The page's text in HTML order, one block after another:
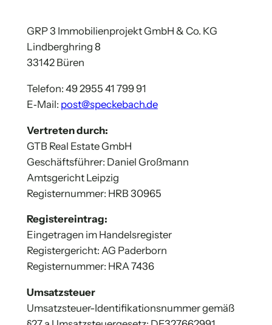
GRP 3 Immo­bi­li­en­pro­jekt GmbH & Co. KG
Lind­ber­gh­ring 8
33142 Büren
Tele­fon: 49 2955 41 799 91
E‑Mail: post@speckebach.de
Ver­tre­ten durch:
GTB Real Estate GmbH
Geschäfts­füh­rer: Dani­el Groß­mann
Amts­ge­richt Leip­zig
Regis­ter­num­mer: HRB 30965
Regis­ter­ein­trag:
Ein­ge­tra­gen im Han­dels­re­gis­ter
Regis­ter­ge­richt: AG Pader­born
Regis­ter­num­mer: HRA 7436
Umsatz­steu­er
Umsatz­steu­er-Iden­ti­fi­ka­ti­ons­num­mer gemäß